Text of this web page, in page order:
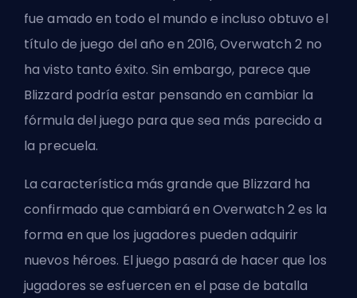
fue amado en todo el mundo e incluso obtuvo el
título de juego del año en 2016, Overwatch 2 no
ha visto tanto éxito. Sin embargo, parece que
Blizzard podría estar pensando en cambiar la
fórmula del juego para que sea más parecido a
la precuela.
La característica más grande que Blizzard ha
confirmado que cambiará en Overwatch 2 es la
forma en que los jugadores pueden adquirir
nuevos héroes. El juego pasará de hacer que los
jugadores se esfuercen en el pase de batalla